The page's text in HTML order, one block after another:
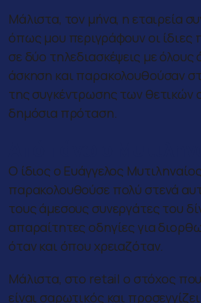
Μάλιστα, τον μήνα, η εταιρεία
όπως μου περιγράφουν οι ίδιες
σε δύο τηλεδιασκέψεις με όλους
άσκηση και παρακολουθούσαν
της συγκέντρωσης των θετικών
δημόσια πρόταση.
Ο ίδιος ο Ευάγγελος Μυτιληναίος
παρακολουθούσε πολύ στενά
τους άμεσους συνεργάτες του
απαραίτητες οδηγίες για
όταν και όπου χρειαζόταν.
Μάλιστα, στο retail ο στόχος
είναι σαρωτικός και